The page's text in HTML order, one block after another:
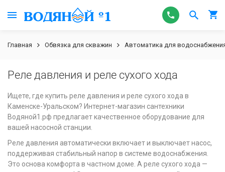
Главная Обвязка для скважин Автоматика для
Реле давления и реле сухого хода
Ищете, где купить реле давления и реле сухого хода в
Каменске-Уральском? Интернет-магазин сантехники
Водяной1.рф предлагает качественное оборудование для
вашей насосной станции.
Реле давления автоматически включает и выключает насос,
поддерживая стабильный напор в системе водоснабжения.
Это основа комфорта в частном доме. А реле сухого хода —